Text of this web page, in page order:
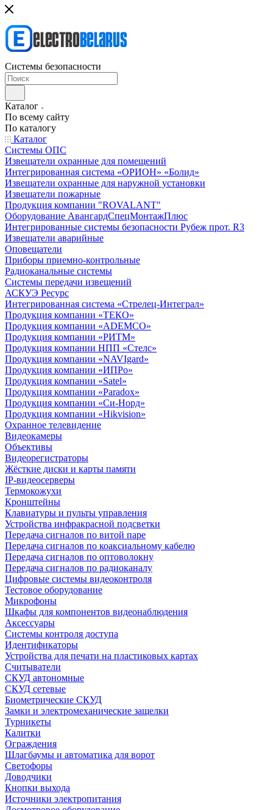
Системы безопасности
Каталог
По всему сайту
По каталогу
Каталог
Системы ОПС
Извещатели охранные для помещений
Интегрированная система «ОРИОН» «Болид»
Извещатели охранные для наружной установки
Извещатели пожарные
Продукция компании "ROVALANT"
Оборудование АвангардСпецМонтажПлюс
Интегрированные системы безопасности Рубеж прот. R3
Извещатели аварийные
Оповещатели
Приборы приемно-контрольные
Радиоканальные системы
Системы передачи извещений
АСКУЭ Ресурс
Интегрированная система «Стрелец-Интеграл»
Продукция компании «ТЕКО»
Продукция компании «ADEMCO»
Продукция компании «РИТМ»
Продукция компании НПП «Стелс»
Продукция компании «NAVIgard»
Продукция компании «ИПРо»
Продукция компании «Satel»
Продукция компании «Paradox»
Продукция компании «Си-Норд»
Продукция компании «Hikvision»
Охранное телевидение
Видеокамеры
Объективы
Видеорегистраторы
Жёсткие диски и карты памяти
IP-видеосерверы
Термокожухи
Кронштейны
Клавиатуры и пульты управления
Устройства инфракрасной подсветки
Передача сигналов по витой паре
Передача сигналов по коаксиальному кабелю
Передача сигналов по оптоволокну
Передача сигналов по радиоканалу
Цифровые системы видеоконтроля
Тестовое оборудование
Микрофоны
Шкафы для компонентов видеонаблюдения
Аксессуары
Системы контроля доступа
Идентификаторы
Устройства для печати на пластиковых картах
Считыватели
СКУД автономные
СКУД сетевые
Биометрические СКУД
Замки и электромеханические защелки
Турникеты
Калитки
Ограждения
Шлагбаумы и автоматика для ворот
Светофоры
Доводчики
Кнопки выхода
Источники электропитания